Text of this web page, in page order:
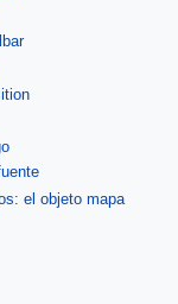
el objeto mapa